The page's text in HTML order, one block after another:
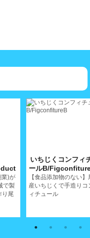
業)が
で製
り尾
いちじくコンフィ
ールB/
【食品添加物のない】
産いちじくで手造りコ
ィチュール